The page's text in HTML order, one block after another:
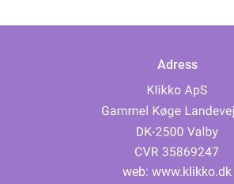
Adress
web: www.klikko.dk